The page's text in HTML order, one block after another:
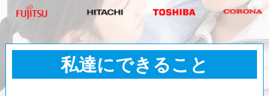
私達にできること